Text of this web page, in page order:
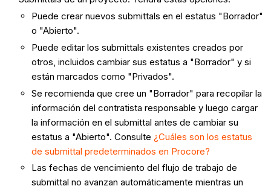
Puede crear nuevos submittals en el estatus "Borrador"
o "Abierto".
Puede editar los submittals existentes creados por
otros, incluidos cambiar sus estatus a "Borrador" y si
están marcados como "Privados".
Se recomienda que cree un "Borrador" para recopilar la
información del contratista responsable y luego cargar
la información en el submittal antes de cambiar su
estatus a "Abierto". Consulte ¿Cuáles son los estatus
de submittal predeterminados en Procore?
Las fechas de vencimiento del flujo de trabajo de
submittal no avanzan automáticamente mientras un